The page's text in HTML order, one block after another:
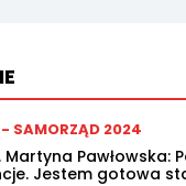
SAMORZĄD 2024
Martyna
Jestem gotowa